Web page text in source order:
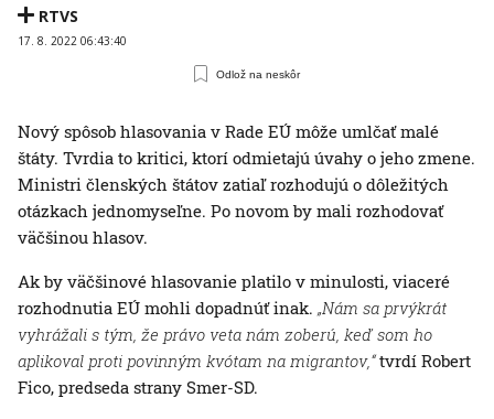
RTVS
17. 8. 2022 06:43:40
Odlož na neskôr
Nový spôsob hlasovania v Rade EÚ môže umlčať malé
štáty. Tvrdia to kritici, ktorí odmietajú úvahy o jeho zmene.
Ministri členských štátov zatiaľ rozhodujú o dôležitých
otázkach jednomyseľne. Po novom by mali rozhodovať
väčšinou hlasov.
Ak by väčšinové hlasovanie platilo v minulosti, viaceré
rozhodnutia EÚ mohli dopadnúť inak. „Nám sa prvýkrát
vyhrážali s tým, že právo veta nám zoberú, keď som ho
aplikoval proti povinným kvótam na migrantov,“tvrdí Robert
Fico, predseda strany Smer-SD.